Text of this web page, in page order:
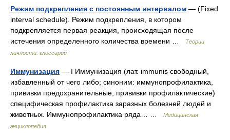
Режим подкрепления с постоянным интервалом — (Fixed
interval schedule). Режим подкрепления, в котором
подкрепляется первая реакция, происходящая после
истечения определенного количества времени …
Теории
личности: глоссарий
Иммунизация — I Иммунизация (лат. immunis свободный,
избавленный от чего либо; синоним: иммунопрофилактика,
прививки предохранительные, прививки профилактические)
специфическая профилактика заразных болезней людей и
животных. Иммунопрофилактика ряда… …
Медицинская
энциклопедия